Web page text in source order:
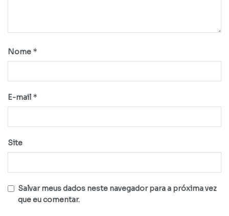
Nome *
E-mail *
Site
Salvar meus dados neste navegador para a próxima vez
que eu comentar.